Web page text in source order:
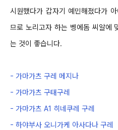
시원했다가 갑자기 예민해졌다가
므로 노리고자 하는 벵에돔 씨알에
는 것이 좋습니다.
- 가마가츠 구레 메지나
- 가마가츠 구태구레
- 가마가츠 A1 히네쿠레 구레
- 하야부사 오니가케 아사다나 구레